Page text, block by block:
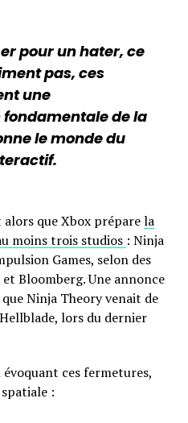
pour un hater, ce
pas, ces
une
de la
le monde du
que Xbox préparela
moins trois studios : Ninja
Games, selon des
Bloomberg. Une annonce
Ninja Theory venait de
lors du dernier
ces fermetures,
: